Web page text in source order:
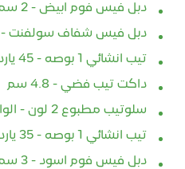
دبل فيس فوم ابيض - 2 سم
دبل فيس شفاف سولفنت - 1 سم
تيب انشائي 1 بوصه - 45 يارده
داكت تيب فضي - 4.8 سم
سلوتيب مطبوع 2 لون - الوان
تيب انشائي 1 بوصه - 35 يارده
دبل فيس فوم اسود - 3 سم